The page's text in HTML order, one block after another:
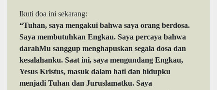
Ikuti doa ini sekarang:
“Tuhan, saya mengakui bahwa saya orang berdosa.
Saya membutuhkan Engkau. Saya percaya bahwa
darahMu sanggup menghapuskan segala dosa dan
kesalahanku. Saat ini, saya mengundang Engkau,
Yesus Kristus, masuk dalam hati dan hidupku
menjadi Tuhan dan Juruslamatku. Saya